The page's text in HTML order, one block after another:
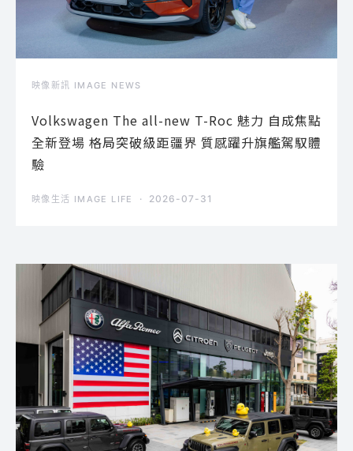
映像新訊 IMAGE NEWS
Volkswagen The all-new T-Roc 魅力 自成焦點
全新登場 格局突破級距疆界 質感躍升旗艦駕馭體
驗
映像生活 IMAGE LIFE 2026-07-31